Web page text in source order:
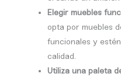
Elegir muebles
opta por muebles
funcionales y
calidad.
Utiliza una paleta